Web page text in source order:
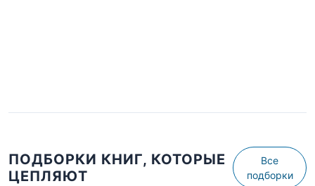
ПОДБОРКИ КНИГ, КОТОРЫЕ
ЦЕПЛЯЮТ
Все
подборки